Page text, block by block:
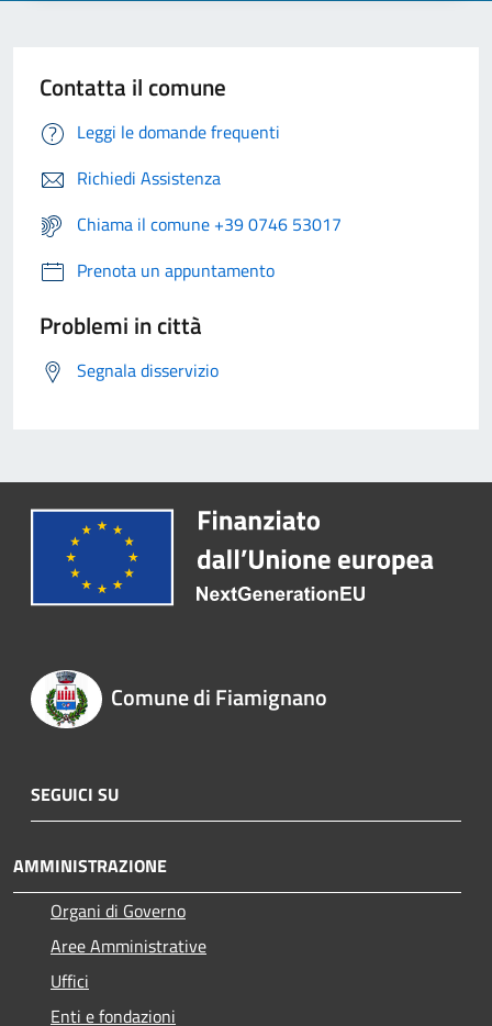
Contatta il comune
Leggi le domande frequenti
Richiedi Assistenza
Chiama il comune +39 0746 53017
Prenota un appuntamento
Problemi in città
Segnala disservizio
Comune di Fiamignano
SEGUICI SU
AMMINISTRAZIONE
Organi di Governo
Aree Amministrative
Uffici
Enti e fondazioni